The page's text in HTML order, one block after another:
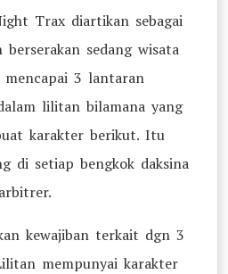
Trax diartikan sebagai
sedang wisata
3 lantaran
lilitan bilamana yang
karakter berikut. Itu
di setiap bengkok daksina
kewajiban terkait dgn 3
mempunyai karakter